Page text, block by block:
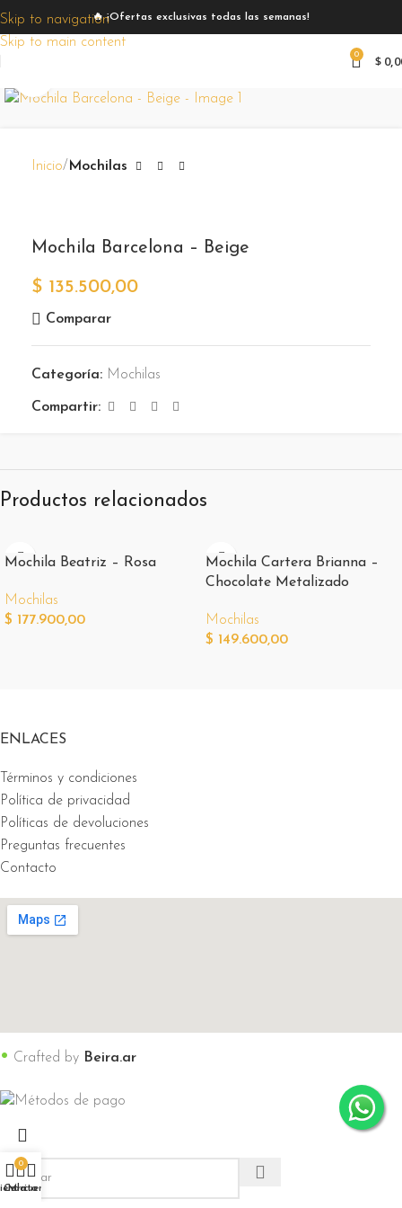
Skip to navigation
Skip to main content
🔥 ¡Ofertas exclusivas todas las semanas!
0 $
Inicio Mochilas
Mochila Barcelona – Beige
$ 135.500,00
Comparar
Categoría: Mochilas
Compartir:
Productos relacionados
Mochila Beatriz – Rosa
Mochilas
$ 177.900,00
Mochila Cartera Brianna –
Chocolate Metalizado
Mochilas
$ 149.600,00
ENLACES
Términos y condiciones
Política de privacidad
Políticas de devoluciones
Preguntas frecuentes
Contacto
• Crafted by Beira.ar
0
Carrito
Mi cuenta